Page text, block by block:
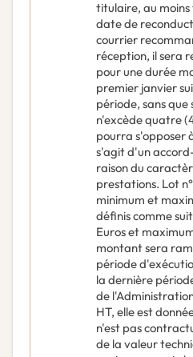
titulaire, au
date de
courrier
réception, il sera
pour une durée
premier janvier
période, sans
n'excède quatre
pourra s'opposer
s'agit d'un
raison du
prestations. Lot
minimum et
définis comme
Euros et
montant sera
période
la dernière
de
HT, elle est
n'est pas
de la valeur